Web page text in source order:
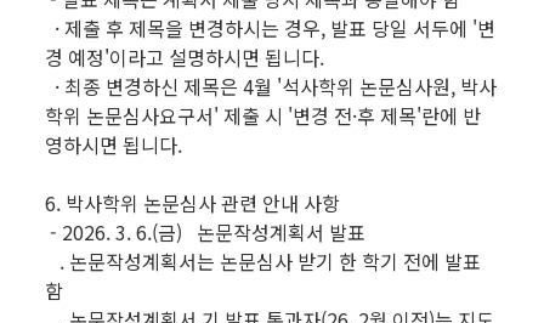
· 제출 후 제목을 변경하시는 경우, 발표 당일 서두에 '변
경 예정'이라고 설명하시면 됩니다.
· 최종 변경하신 제목은 4월 '석사학위 논문심사원, 박사
학위 논문심사요구서' 제출 시 '변경 전·후 제목'란에 반
영하시면 됩니다.
6. 박사학위 논문심사 관련 안내 사항
- 2026. 3. 6.(금) 논문작성계획서 발표
. 논문작성계획서는 논문심사 받기 한 학기 전에 발표
함